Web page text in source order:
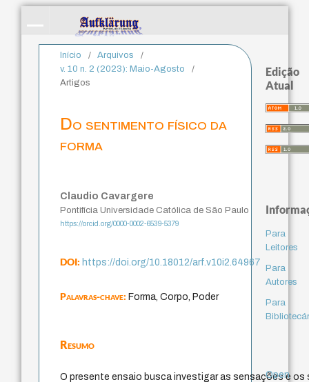
Início / Arquivos
/
v. 10 n. 2 (2023): Maio-Agosto
/
Artigos
Do sentimento físico da
forma
Claudio Cavargere
Pontifícia Universidade Católica de São Paulo
https://orcid.org/0000-0002-6539-5379
DOI:https://doi.org/10.18012/arf.v10i2.64967
Palavras-chave:Forma, Corpo, Poder
Resumo
O presente ensaio busca investigar as sensações e
Edição
Atual
Para
Leitores
Para
Autores
Para
Open